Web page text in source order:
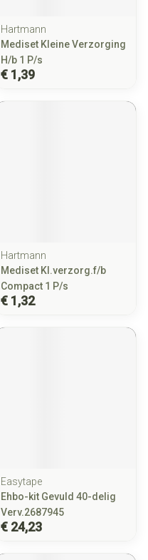
Hartmann
Mediset Kleine Verzorging
H/b 1 P/s
€ 1,39
Hartmann
Mediset Kl.verzorg.f/b
Compact 1 P/s
€ 1,32
Easytape
Ehbo-kit Gevuld 40-delig
Verv.2687945
€ 24,23